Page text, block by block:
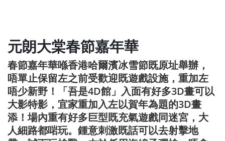
元朗大棠春節嘉年華
春節嘉年華喺香港哈爾濱冰雪節既原址舉辦，
唔單止保留左之前受歡迎既遊戲設施，重加左
唔少新野！「吾是4D館」入面有好多3D畫可以
大影特影，宜家重加入左以賀年為題的3D畫
添！場內重有好多巨型既充氣遊戲同迷宮，大
人細路都啱玩。鍾意刺激既話可以去射擊地